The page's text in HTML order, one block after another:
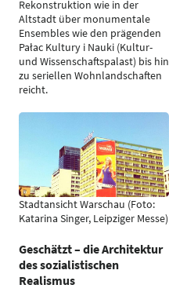
Rekonstruktion wie in der
Altstadt über monumentale
Ensembles wie den prägenden
Pałac Kultury i Nauki (Kultur-
und Wissenschaftspalast) bis hin
zu seriellen Wohnlandschaften
reicht.
Stadtansicht Warschau (Foto:
Katarina Singer, Leipziger Messe)
Geschätzt – die Architektur
des sozialistischen
Realismus